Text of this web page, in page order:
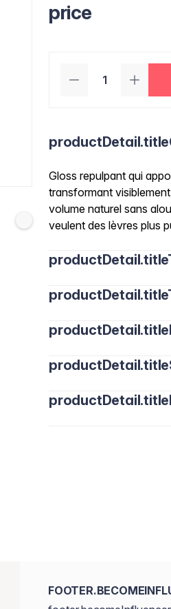
price
Gloss repulpant qui
transformant
volume naturel sans
veulent des lèvres plus